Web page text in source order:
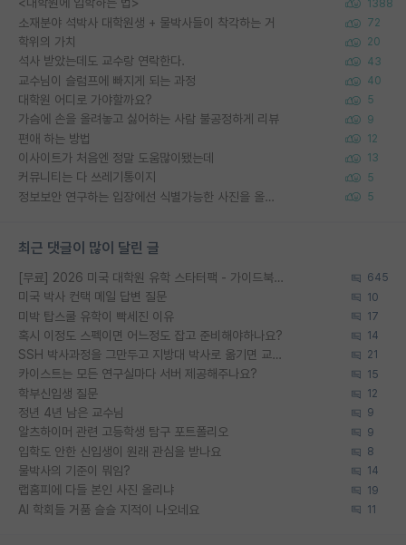
<대학원에 입학하는 법> 1388
소재분야 석박사 대학원생 + 물박사들이 착각하는 거 72
학위의 가치 20
석사 받았는데도 교수랑 연락한다. 43
교수님이 슬럼프에 빠지게 되는 과정 40
대학원 어디로 가야할까요? 5
가슴에 손을 올려놓고 싫어하는 사람 불공정하게 리뷰 9
편애 하는 방법 12
이사이트가 처음엔 정말 도움많이됐는데 13
커뮤니티는 다 쓰레기통이지 5
정보보안 연구하는 입장에선 식별가능한 사진을 올리는건 비추이긴함 5
최근 댓글이 많이 달린 글
[무료] 2026 미국 대학원 유학 스타터팩 - 가이드북 & 합격자 컨택메일 템플릿 645
미국 박사 컨택 메일 답변 질문 10
미박 탑스쿨 유학이 빡세진 이유 17
혹시 이정도 스펙이면 어느정도 잡고 준비해야하나요? 14
SSH 박사과정을 그만두고 지방대 박사로 옮기면 교수의 꿈은 끝일까요? 21
카이스트는 모든 연구실마다 서버 제공해주나요? 15
학부신입생 질문 12
정년 4년 남은 교수님 9
알츠하이머 관련 고등학생 탐구 포트폴리오 9
입학도 안한 신입생이 원래 관심을 받나요 8
물박사의 기준이 뭐임? 14
랩홈피에 다들 본인 사진 올리냐 19
AI 학회들 거품 슬슬 지적이 나오네요 11